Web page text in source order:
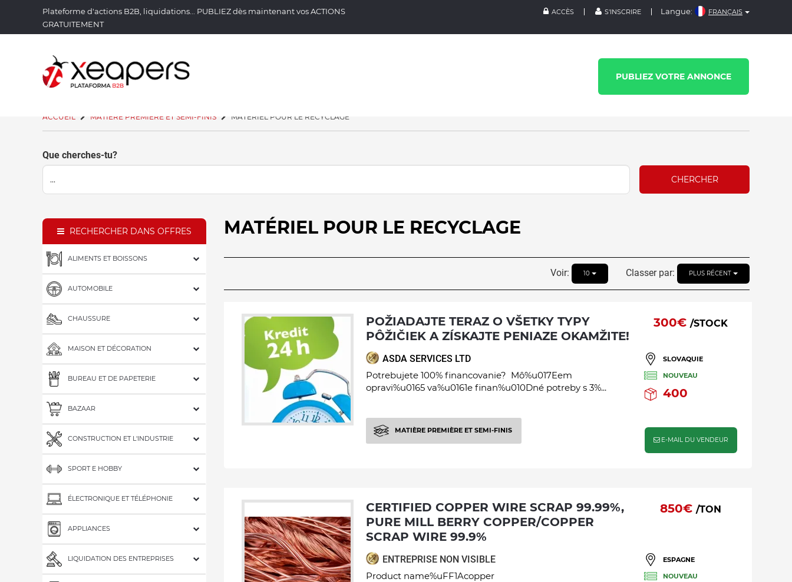
Plateforme d'actions B2B, liquidations... PUBLIEZ dès maintenant vos ACTIONS
GRATUITEMENT
Langue: FRANÇAIS
ACCÈS S'INSCRIRE
PUBLIEZ VOTRE ANNONCE
ACCUEIL MATIÈRE PREMIÈRE ET SEMI-FINIS MATÉRIEL POUR LE RECYCLAGE
Que cherches-tu?
CHERCHER
RECHERCHER DANS OFFRES
ALIMENTS ET BOISSONS
AUTOMOBILE
CHAUSSURE
MAISON ET DÉCORATION
BUREAU ET DE PAPETERIE
BAZAAR
CONSTRUCTION ET L'INDUSTRIE
SPORT E HOBBY
ÉLECTRONIQUE ET TÉLÉPHONIE
APPLIANCES
LIQUIDATION DES ENTREPRISES
MATÉRIEL POUR LE RECYCLAGE
Classer par: PLUS RÉCENT
Voir: 10
POŽIADAJTE TERAZ O VŠETKY TYPY
PÔŽIČIEK A ZÍSKAJTE PENIAZE OKAMŽITE!
300€ /STOCK
ASDA SERVICES LTD
Potrebujete 100% financovanie? Mô%u017Eem
opravi%u0165 va%u0161e finan%u010Dné potreby s 3%...
SLOVAQUIE
NOUVEAU
400
MATIÈRE PREMIÈRE ET SEMI-FINIS
E-MAIL DU VENDEUR
CERTIFIED COPPER WIRE SCRAP 99.99%,
PURE MILL BERRY COPPER/COPPER
SCRAP WIRE 99.9%
850€ /TON
ENTREPRISE NON VISIBLE
Product name%uFF1Acopper
ESPAGNE
NOUVEAU